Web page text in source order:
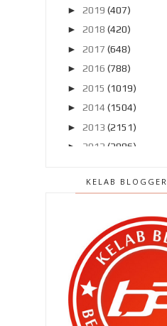
► 2019 (407)
► 2018 (420)
► 2017 (648)
► 2016 (788)
► 2015 (1019)
► 2014 (1504)
► 2013 (2151)
► 2012 (2986)
►Disember 2011
Oktober 2011
►September
▼
Ogos 2011
" Aku pon nak
" Sapa ada jual
KELAB